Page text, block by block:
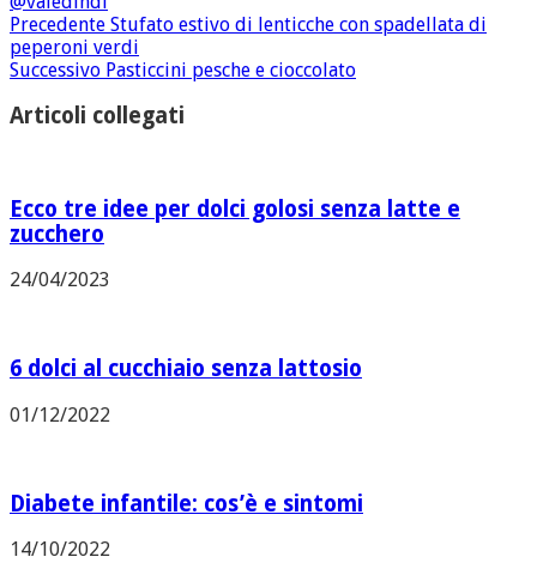
Precedente Stufato estivo di lenticche con spadellata di
peperoni verdi
Successivo Pasticcini pesche e cioccolato
Articoli collegati
Ecco tre idee per dolci golosi senza latte e
zucchero
24/04/2023
6 dolci al cucchiaio senza lattosio
01/12/2022
Diabete infantile: cos’è e sintomi
14/10/2022